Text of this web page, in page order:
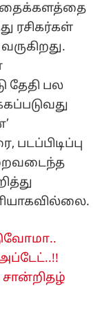
ரசிகர்கள்
தேதி பல